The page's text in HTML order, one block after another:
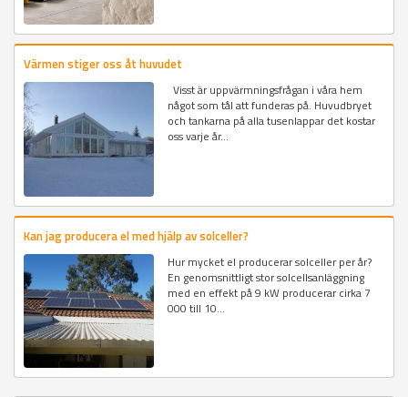
Värmen stiger oss åt huvudet
Visst är uppvärmningsfrågan i våra hem
något som tål att funderas på. Huvudbryet
och tankarna på alla tusenlappar det kostar
oss varje år...
Kan jag producera el med hjälp av solceller?
Hur mycket el producerar solceller per år?
En genomsnittligt stor solcellsanläggning
med en effekt på 9 kW producerar cirka 7
000 till 10...